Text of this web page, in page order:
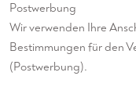
Postwerbung
Wir verwenden Ihre
Bestimmungen für den
(Postwerbung).